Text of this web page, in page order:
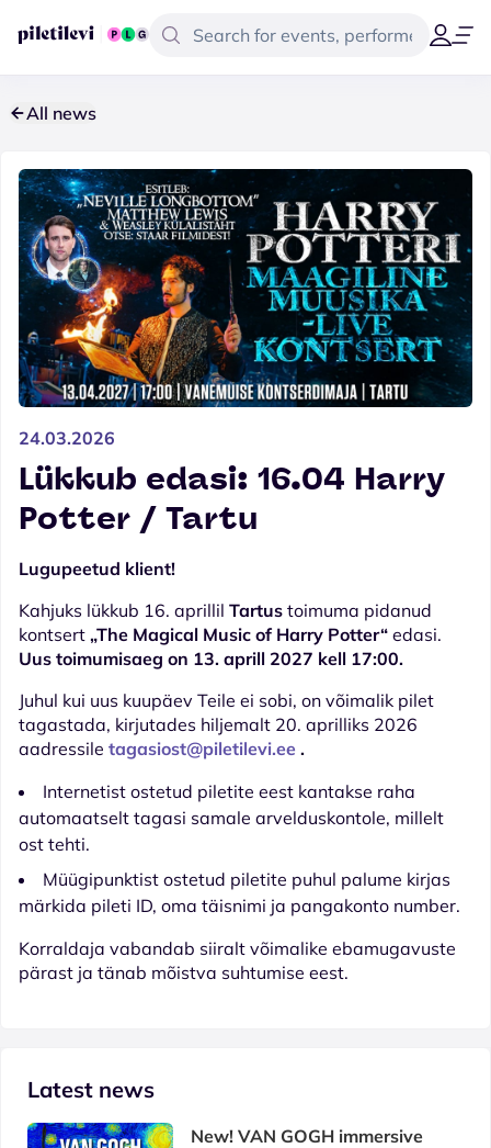
All news
24.03.2026
Lükkub edasi: 16.04 Harry
Potter / Tartu
Lugupeetud klient!
Kahjuks lükkub 16. aprillil Tartus toimuma pidanud
kontsert „The Magical Music of Harry Potter“ edasi.
Uus toimumisaeg on 13. aprill 2027 kell 17:00.
Juhul kui uus kuupäev Teile ei sobi, on võimalik pilet
tagastada, kirjutades hiljemalt 20. aprilliks 2026
aadressile tagasiost@piletilevi.ee .
Internetist ostetud piletite eest kantakse raha
automaatselt tagasi samale arvelduskontole, millelt
ost tehti.
Müügipunktist ostetud piletite puhul palume kirjas
märkida pileti ID, oma täisnimi ja pangakonto number.
Korraldaja vabandab siiralt võimalike ebamugavuste
pärast ja tänab mõistva suhtumise eest.
Latest news
New! VAN GOGH immersive